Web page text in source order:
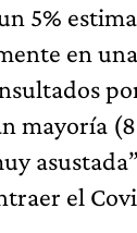
5%
en
mayoría
el